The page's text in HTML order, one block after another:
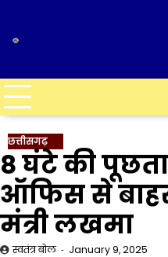
content
छत्तीसगढ़
8 घंटे की
ऑफिस से
मंत्री लखमा
स्वतंत्र बोल January 9, 2025